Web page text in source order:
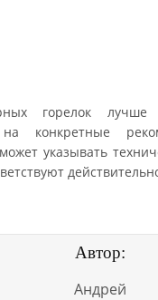
горелок лучше
конкретные
указывать
Автор:
Андрей